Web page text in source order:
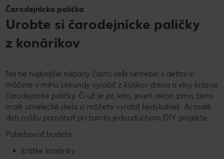
Čarodejnícka palička
Urobte si čarodejnícke paličky
z konárikov
Na tie najkrajšie nápady často veľa netreba: s deťmi si
môžete v mihu sekundy vyrobiť z kúskov dreva a vlny krásne
čarodejnícke paličky. Či už je jar, leto, jeseň alebo zima, tieto
malé umelecké diela si môžete vyrobiť kedykoľvek. Aj malé
deti môžu pomáhať pri tomto jednoduchom DIY projekte.
Potrebovať budete:
krátke konáriky